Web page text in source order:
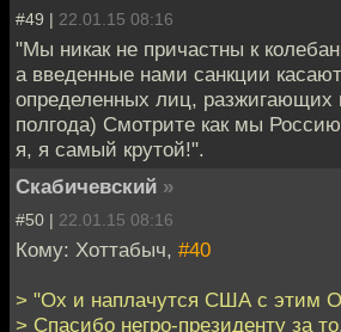
#49 | 22.01.15 08:16
"Мы никак не причастны к
а введенные нами санкции
определенных лиц, разжигающих
полгода) Смотрите как мы
я, я самый крутой!".
Скабичевский »
#50 | 22.01.15 08:16
Кому: Хоттабыч, #40
> "Ох и наплачутся США с этим
> Спасибо негро-президенту за